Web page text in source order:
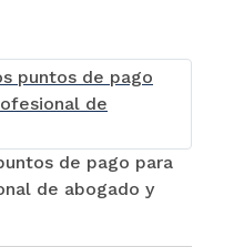
de pago para
de abogado y